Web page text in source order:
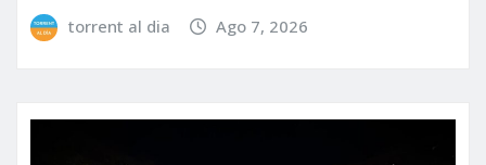
torrent al dia Ago 7, 2026